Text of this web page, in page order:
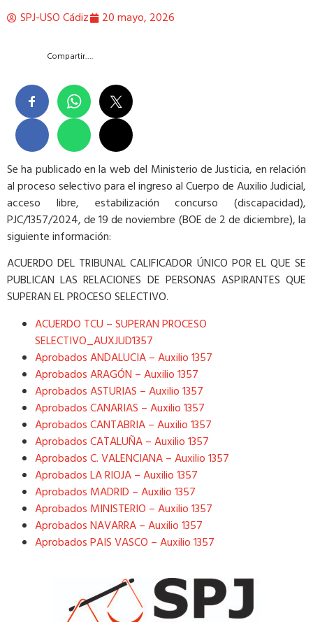
SPJ-USO Cádiz 20 mayo, 2026
Compartir….
Se ha publicado en la web del Ministerio de Justicia, en relación
al proceso selectivo para el ingreso al Cuerpo de Auxilio Judicial,
acceso libre, estabilización concurso (discapacidad),
PJC/1357/2024, de 19 de noviembre (BOE de 2 de diciembre), la
siguiente información:
ACUERDO DEL TRIBUNAL CALIFICADOR ÚNICO POR EL QUE SE
PUBLICAN LAS RELACIONES DE PERSONAS ASPIRANTES QUE
SUPERAN EL PROCESO SELECTIVO.
ACUERDO TCU – SUPERAN PROCESO
SELECTIVO_AUXJUD1357
Aprobados ANDALUCIA – Auxilio 1357
Aprobados ARAGÓN – Auxilio 1357
Aprobados ASTURIAS – Auxilio 1357
Aprobados CANARIAS – Auxilio 1357
Aprobados CANTABRIA – Auxilio 1357
Aprobados CATALUÑA – Auxilio 1357
Aprobados C. VALENCIANA – Auxilio 1357
Aprobados LA RIOJA – Auxilio 1357
Aprobados MADRID – Auxilio 1357
Aprobados MINISTERIO – Auxilio 1357
Aprobados NAVARRA – Auxilio 1357
Aprobados PAIS VASCO – Auxilio 1357